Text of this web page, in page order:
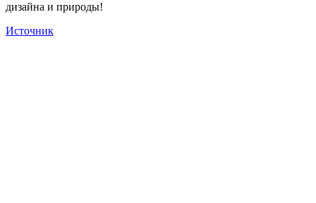
дизайна и природы!
Источник